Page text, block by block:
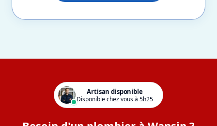
Artisan disponible
Disponible chez vous à 5h25